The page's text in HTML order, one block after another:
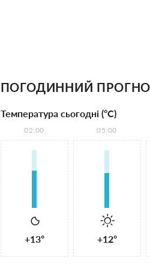
ПОГОДИННИЙ
Температура сьогодні (°С)
02:00
+13°
05:00
+12°